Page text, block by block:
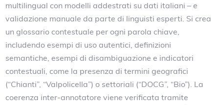
multilingual con modelli addestrati su dati italiani – e
validazione manuale da parte di linguisti esperti. Si crea
un glossario contestuale per ogni parola chiave,
includendo esempi di uso autentici, definizioni
semantiche, esempi di disambiguazione e indicatori
contestuali, come la presenza di termini geografici
(“Chianti”, “Valpolicella”) o settoriali (“DOCG”, “Bio”). La
coerenza inter-annotatore viene verificata tramite